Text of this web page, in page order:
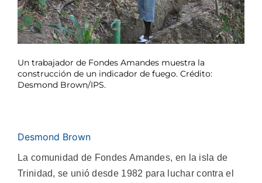
Un trabajador de Fondes Amandes muestra la
construcción de un indicador de fuego. Crédito:
Desmond Brown/IPS.
Desmond Brown
La comunidad de Fondes Amandes, en la isla de
Trinidad, se unió desde 1982 para luchar contra el